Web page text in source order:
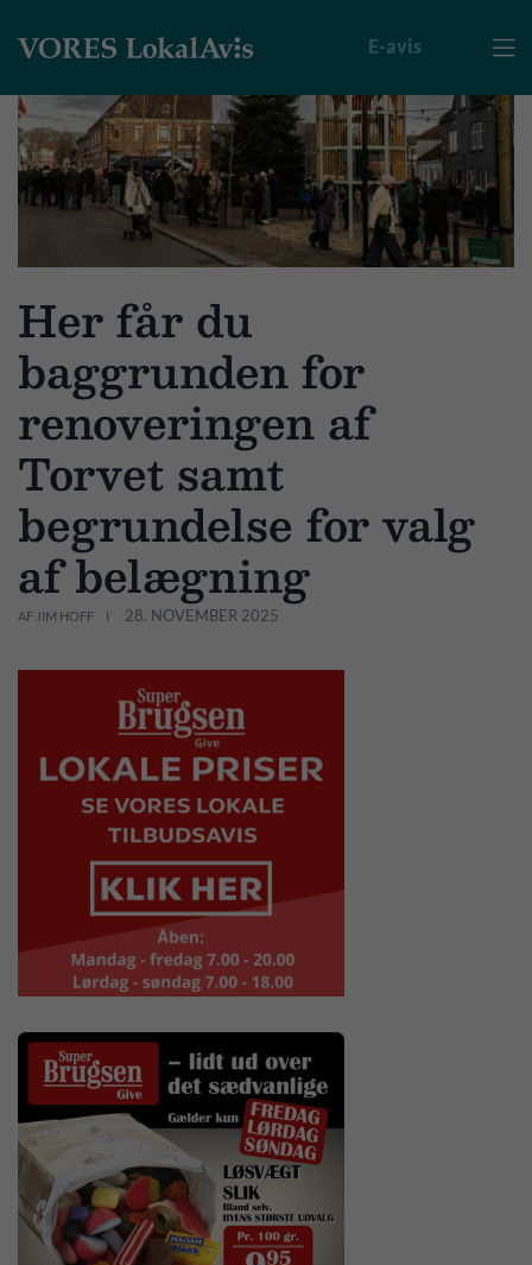

E-avis
Her får du
baggrunden for
renoveringen af
Torvet samt
begrundelse for valg
af belægning
AF JIM HOFF 28. NOVEMBER 2025